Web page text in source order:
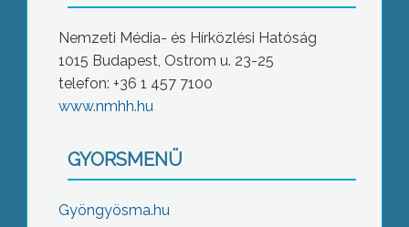
Nemzeti Média- és Hírközlési Hatóság
1015 Budapest, Ostrom u. 23-25
telefon: +36 1 457 7100
www.nmhh.hu
GYORSMENÜ
Gyöngyösma.hu